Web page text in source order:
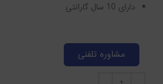
دارای 10 سال گارانتی
مشاوره تلفنی